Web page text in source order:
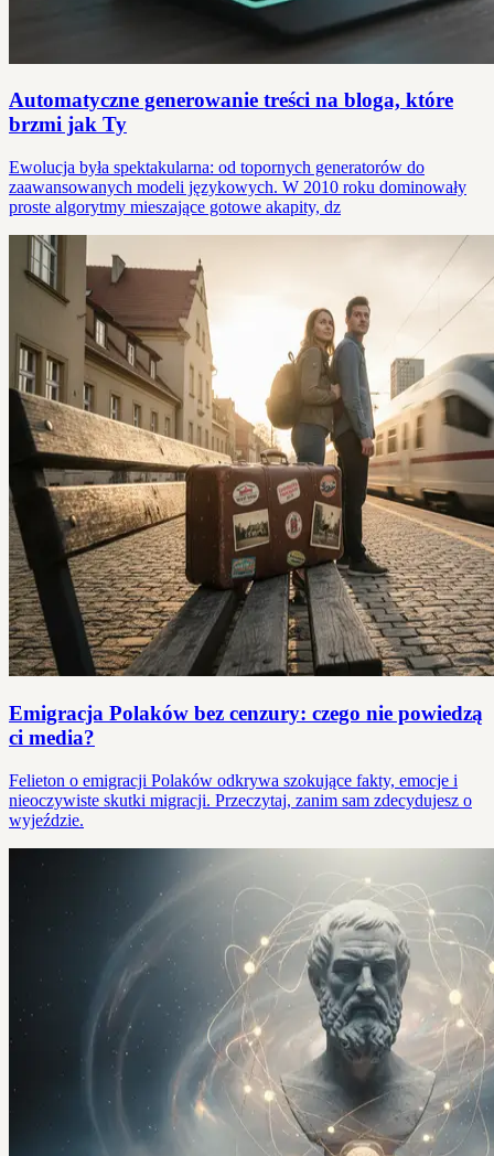
Automatyczne generowanie treści na bloga, które
brzmi jak Ty
Ewolucja była spektakularna: od topornych generatorów do
zaawansowanych modeli językowych. W 2010 roku dominowały
proste algorytmy mieszające gotowe akapity, dz
Emigracja Polaków bez cenzury: czego nie powiedzą
ci media?
Felieton o emigracji Polaków odkrywa szokujące fakty, emocje i
nieoczywiste skutki migracji. Przeczytaj, zanim sam zdecydujesz o
wyjeździe.